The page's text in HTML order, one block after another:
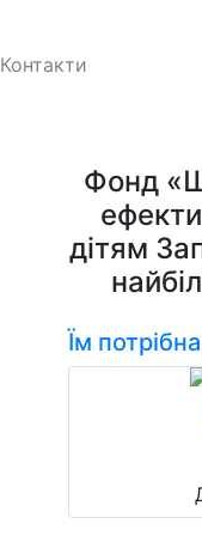
Контакти
Фонд
дітям
Їм